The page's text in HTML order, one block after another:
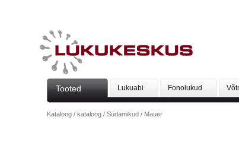
Tooted Lukuabi Fonolukud
Kataloog /kataloog /Südamikud / Mauer